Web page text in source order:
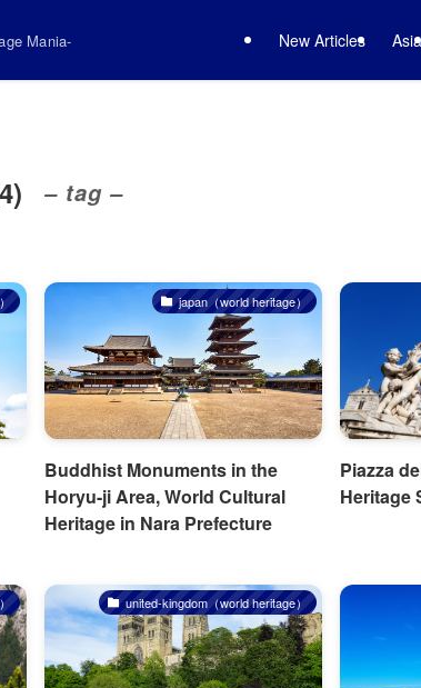
Mania- New Articles Asia
– tag –
japan（world heritage）
Buddhist Monuments in the
Horyu-ji Area, World Cultural
Heritage in Nara Prefecture
Piazza
Heritage
united-kingdom（world heritage）